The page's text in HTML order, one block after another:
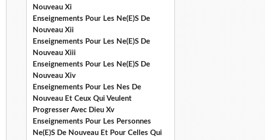
Nouveau Xi
Enseignements Pour Les Ne(E)S De
Nouveau Xii
Enseignements Pour Les Ne(E)S De
Nouveau Xiii
Enseignements Pour Les Ne(E)S De
Nouveau Xiv
Enseignements Pour Les Nes De
Nouveau Et Ceux Qui Veulent
Progresser Avec Dieu Xv
Enseignements Pour Les Personnes
Ne(E)S De Nouveau Et Pour Celles Qui